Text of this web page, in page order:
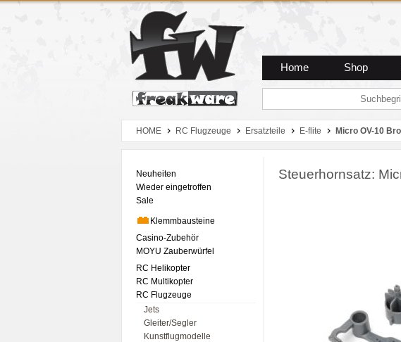
Zum Hauptmenue
Zum Seiteninhalt
Zum Warenkob
Home Shop
HOME RC Flugzeuge Ersatzteile E-flite Micro OV-10
Neuheiten
Wieder eingetroffen
Sale
Klemmbausteine
Casino-Zubehör
MOYU Zauberwürfel
RC Helikopter
RC Multikopter
RC Flugzeuge
Jets
Gleiter/Segler
Kunstflugmodelle
Steuerhornsatz: